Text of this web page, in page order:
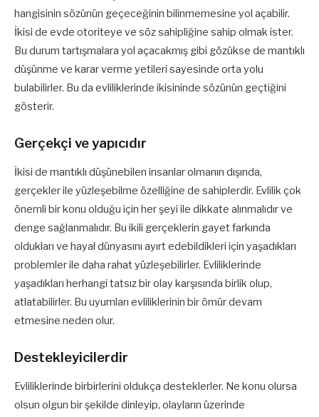
hangisinin sözünün geçeceğinin bilinmemesine yol açabilir.
İkisi de evde otoriteye ve söz sahipliğine sahip olmak ister.
Bu durum tartışmalara yol açacakmış gibi gözükse de mantıklı
düşünme ve karar verme yetileri sayesinde orta yolu
bulabilirler. Bu da evliliklerinde ikisininde sözünün geçtiğini
gösterir.
Gerçekçi ve yapıcıdır
İkisi de mantıklı düşünebilen insanlar olmanın dışında,
gerçekler ile yüzleşebilme özelliğine de sahiplerdir. Evlilik çok
önemli bir konu olduğu için her şeyi ile dikkate alınmalıdır ve
denge sağlanmalıdır. Bu ikili gerçeklerin gayet farkında
oldukları ve hayal dünyasını ayırt edebildikleri için yaşadıkları
problemler ile daha rahat yüzleşebilirler. Evliliklerinde
yaşadıkları herhangi tatsız bir olay karşısında birlik olup,
atlatabilirler. Bu uyumları evliliklerinin bir ömür devam
etmesine neden olur.
Destekleyicilerdir
Evliliklerinde birbirlerini oldukça desteklerler. Ne konu olursa
olsun olgun bir şekilde dinleyip, olayların üzerinde